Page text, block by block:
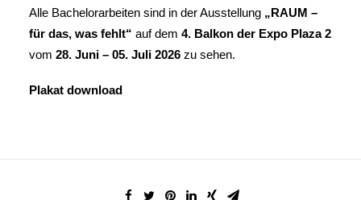
Alle Bachelorarbeiten sind in der Ausstellung „RAUM –
für das, was fehlt“ auf dem 4. Balkon der Expo Plaza 2
vom 28. Juni – 05. Juli 2026 zu sehen.
Plakat download